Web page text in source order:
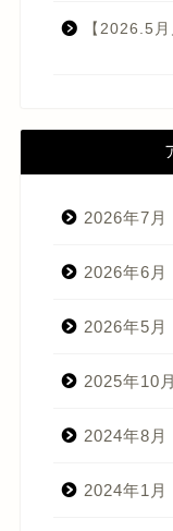
【2026.5月
2026年7月
2026年6月
2026年5月
2025年10月
2024年8月
2024年1月